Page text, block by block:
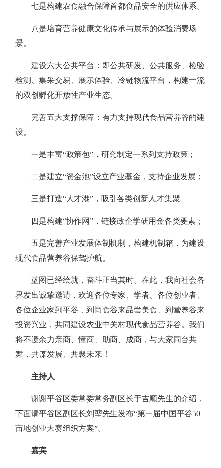
七是构建农食融合保障首都食品安全的供应体系。
八是培育营养健康文化传承与展示的体验消费场
景。
建设六大公共平台：即公共研发、公共服务、检验
检测、集采交易、展示体验、冷链物流平台，构建一流
的双创孵化开放性产业生态。
完善五大支撑保障：有力支持现代食品营养谷的建
设。
一是丰富“政策包”，研究制定一系列支持政策；
二是建立“资金池”设立产业基金，支持企业发展；
三是打造“人才港”，吸引各类创新人才集聚；
四是构建“协作网”，链接政企学研用金各类要素；
五是完善产业发展体制机制，构建机制箱，为建设
现代食品营养谷保驾护航。
蓝图已经绘就，奋斗正当其时。在此，我向社会各
界发出诚挚邀请，欢迎各位专家、学者、各位创业者、
各位企业家到平谷，到尚食谷来品尝美食、到营养谷来
投资兴业，共同建设农业中关村现代食品营养谷。我们
将不遗余力亲商、懂商、助商、成商，与大家同台共
舞，共谋发展、共襄未来！
主持人
谢谢平谷区委常委常务副区长于吉顺先生的介绍，
下面请平谷区副区长刘堃先生发布“第一届中国平谷50
亩地创业大赛组织方案”。
嘉宾